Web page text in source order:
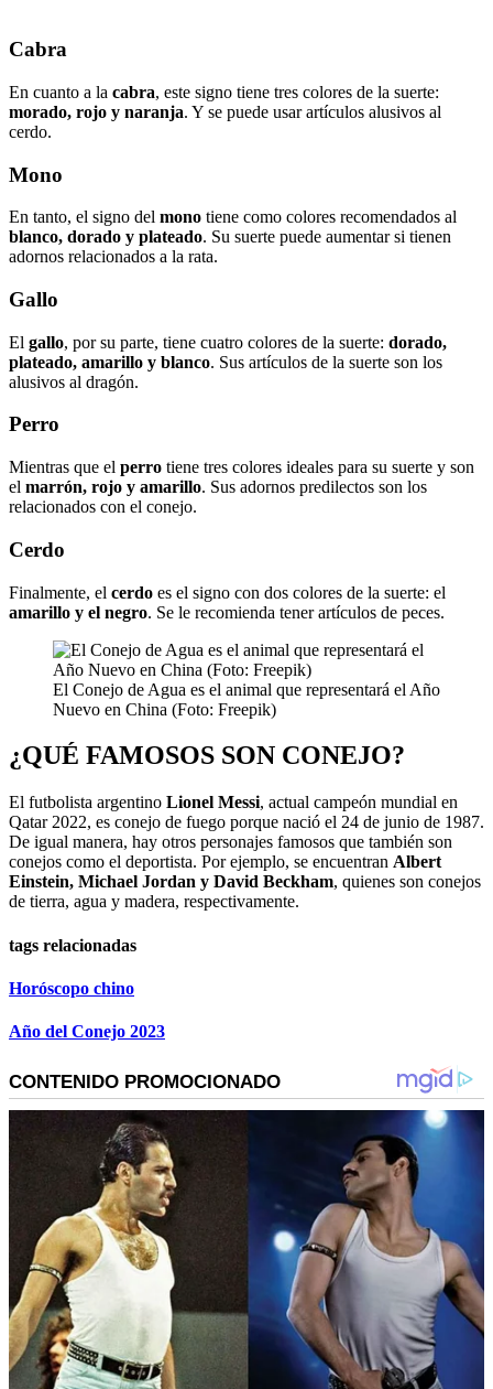
Cabra
En cuanto a la cabra, este signo tiene tres colores de la suerte:
morado, rojo y naranja. Y se puede usar artículos alusivos al
cerdo.
Mono
En tanto, el signo del mono tiene como colores recomendados al
blanco, dorado y plateado. Su suerte puede aumentar si tienen
adornos relacionados a la rata.
Gallo
El gallo, por su parte, tiene cuatro colores de la suerte: dorado,
plateado, amarillo y blanco. Sus artículos de la suerte son los
alusivos al dragón.
Perro
Mientras que el perro tiene tres colores ideales para su suerte y son
el marrón, rojo y amarillo. Sus adornos predilectos son los
relacionados con el conejo.
Cerdo
Finalmente, el cerdo es el signo con dos colores de la suerte: el
amarillo y el negro. Se le recomienda tener artículos de peces.
El Conejo de Agua es el animal que representará el Año
Nuevo en China (Foto: Freepik)
¿QUÉ FAMOSOS SON CONEJO?
El futbolista argentino Lionel Messi, actual campeón mundial en
Qatar 2022, es conejo de fuego porque nació el 24 de junio de 1987.
De igual manera, hay otros personajes famosos que también son
conejos como el deportista. Por ejemplo, se encuentran Albert
Einstein, Michael Jordan y David Beckham, quienes son conejos
de tierra, agua y madera, respectivamente.
tags relacionadas
Horóscopo chino
Año del Conejo 2023